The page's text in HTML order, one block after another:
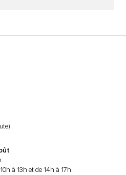
à 13h et de 14h à 17h.